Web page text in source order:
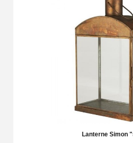
Lanterne Simon